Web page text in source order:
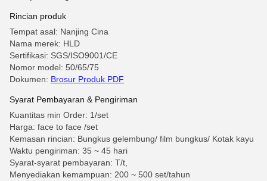
Rincian produk
Tempat asal: Nanjing Cina
Nama merek: HLD
Sertifikasi: SGS/ISO9001/CE
Nomor model: 50/65/75
Dokumen: Brosur Produk PDF
Syarat Pembayaran & Pengiriman
Kuantitas min Order: 1/set
Harga: face to face /set
Kemasan rincian: Bungkus gelembung/ film bungkus/ Kotak kayu
Waktu pengiriman: 35 ~ 45 hari
Syarat-syarat pembayaran: T/t,
Menyediakan kemampuan: 200 ~ 500 set/tahun